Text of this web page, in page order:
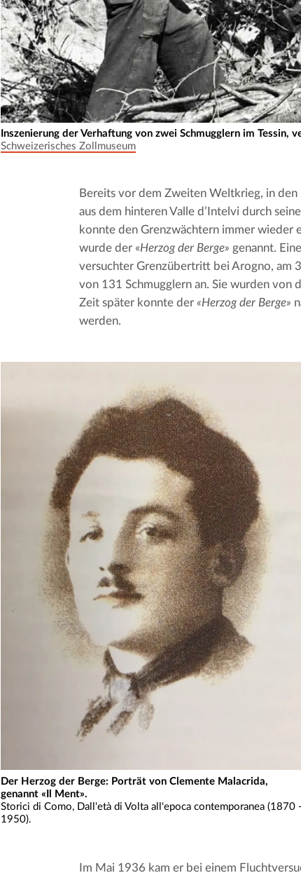
Inszenierung der Verhaftung von zwei Schmugglern im Tessin,
Schweizerisches Zollmuseum
Bereits vor dem Zweiten Weltkrieg, in
aus dem hinteren Valle d’Intelvi durch
konnte den Grenzwächtern immer wieder
wurde der «Herzog der Berge» genannt.
versuchter Grenzübertritt bei Arogno, am
von 131 Schmugglern an. Sie wurden von
Zeit später konnte der «Herzog der Berge»
werden.
Der Herzog der Berge: Porträt von Clemente Malacrida,
genannt «Il Ment».
Storici di Como, Dall'età di Volta all'epoca contemporanea (1870 -
1950).
Im Mai 1936 kam er bei einem